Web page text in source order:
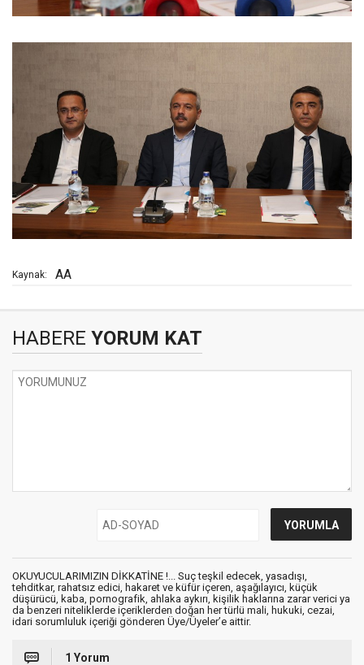
Kaynak: AA
HABERE YORUM KAT
OKUYUCULARIMIZIN DİKKATİNE !... Suç teşkil edecek, yasadışı,
tehditkar, rahatsız edici, hakaret ve küfür içeren, aşağılayıcı, küçük
düşürücü, kaba, pornografik, ahlaka aykırı, kişilik haklarına zarar verici ya
da benzeri niteliklerde içeriklerden doğan her türlü mali, hukuki, cezai,
idari sorumluluk içeriği gönderen Üye/Üyeler’e aittir.
1 Yorum